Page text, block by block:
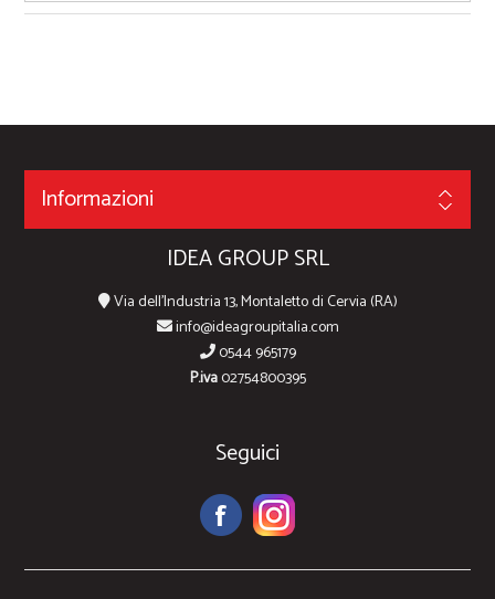
Informazioni
IDEA GROUP SRL
Via dell'Industria 13, Montaletto di Cervia (RA)
info@ideagroupitalia.com
0544 965179
P.iva02754800395
Seguici